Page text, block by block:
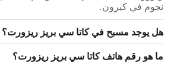
نجوم في كيرون.
هل يوجد مسبح في كاتا سي بريز ريزورت؟
ما هو رقم هاتف كاتا سي بريز ريزورت؟